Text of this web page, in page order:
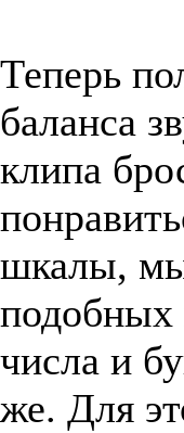
Теперь
баланса
клипа
шкалы,
подобных
числа и
же. Для